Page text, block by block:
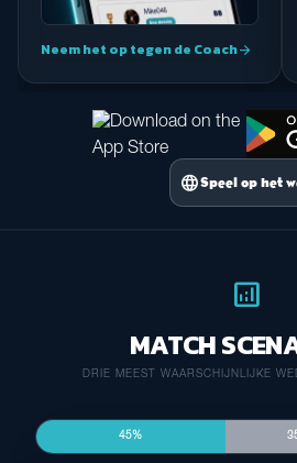
Neem het op tegen de Coacharrow_forward
languageSpeel op het
analytics
MATCH
DRIE MEEST WAARSCHIJNLIJKE
45%